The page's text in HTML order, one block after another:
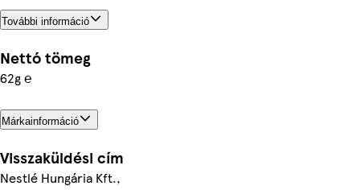
További információ
Nettó tömeg
62g ℮
Márkainformáció
Visszaküldési cím
Nestlé Hungária Kft.,